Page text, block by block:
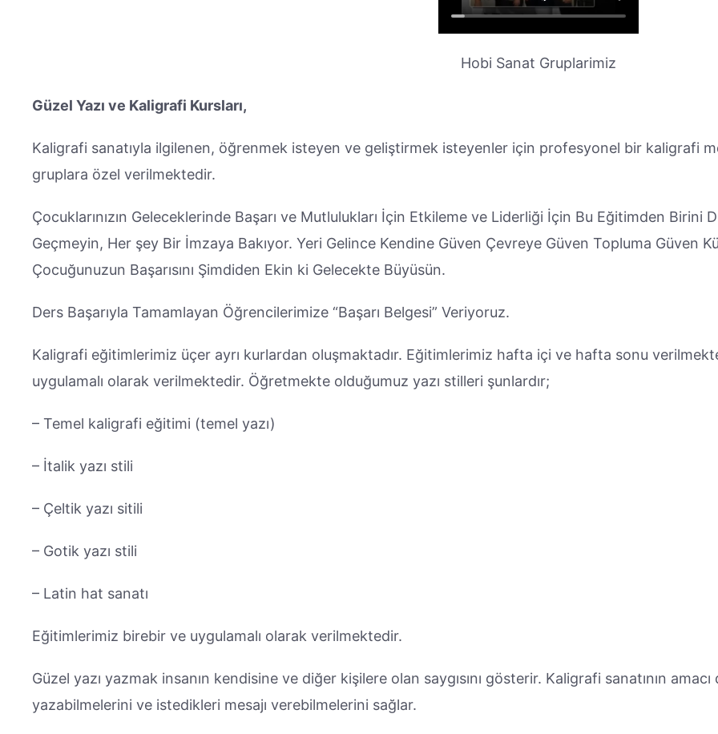
Hobi Sanat Gruplarimiz
Güzel Yazı ve Kaligrafi Kursları,
Kaligrafi sanatıyla ilgilenen, öğrenmek isteyen ve geliştirmek isteyenler için profesyonel bir kaligrafi
gruplara özel verilmektedir.
Çocuklarınızın Geleceklerinde Başarı ve Mutlulukları İçin Etkileme ve Liderliği İçin Bu Eğitimden Birini
Geçmeyin, Her şey Bir İmzaya Bakıyor. Yeri Gelince Kendine Güven Çevreye Güven Topluma Güven
Çocuğunuzun Başarısını Şimdiden Ekin ki Gelecekte Büyüsün.
Ders Başarıyla Tamamlayan Öğrencilerimize “Başarı Belgesi” Veriyoruz.
Kaligrafi eğitimlerimiz üçer ayrı kurlardan oluşmaktadır. Eğitimlerimiz hafta içi ve hafta sonu
uygulamalı olarak verilmektedir. Öğretmekte olduğumuz yazı stilleri şunlardır;
– Temel kaligrafi eğitimi (temel yazı)
– İtalik yazı stili
– Çeltik yazı sitili
– Gotik yazı stili
– Latin hat sanatı
Eğitimlerimiz birebir ve uygulamalı olarak verilmektedir.
Güzel yazı yazmak insanın kendisine ve diğer kişilere olan saygısını gösterir. Kaligrafi sanatının
yazabilmelerini ve istedikleri mesajı verebilmelerini sağlar.